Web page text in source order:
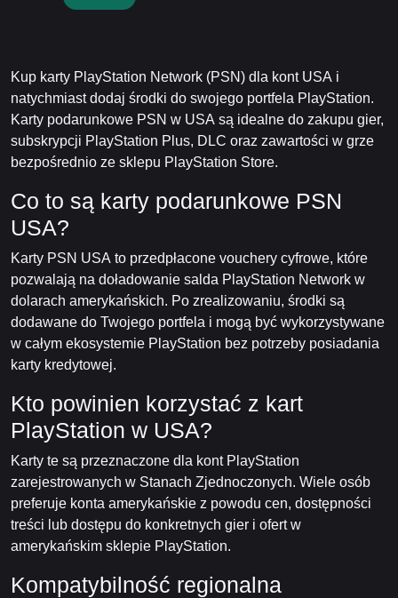
Kup karty PlayStation Network (PSN) dla kont USA i
natychmiast dodaj środki do swojego portfela PlayStation.
Karty podarunkowe PSN w USA są idealne do zakupu gier,
subskrypcji PlayStation Plus, DLC oraz zawartości w grze
bezpośrednio ze sklepu PlayStation Store.
Co to są karty podarunkowe PSN
USA?
Karty PSN USA to przedpłacone vouchery cyfrowe, które
pozwalają na doładowanie salda PlayStation Network w
dolarach amerykańskich. Po zrealizowaniu, środki są
dodawane do Twojego portfela i mogą być wykorzystywane
w całym ekosystemie PlayStation bez potrzeby posiadania
karty kredytowej.
Kto powinien korzystać z kart
PlayStation w USA?
Karty te są przeznaczone dla kont PlayStation
zarejestrowanych w Stanach Zjednoczonych. Wiele osób
preferuje konta amerykańskie z powodu cen, dostępności
treści lub dostępu do konkretnych gier i ofert w
amerykańskim sklepie PlayStation.
Kompatybilność regionalna